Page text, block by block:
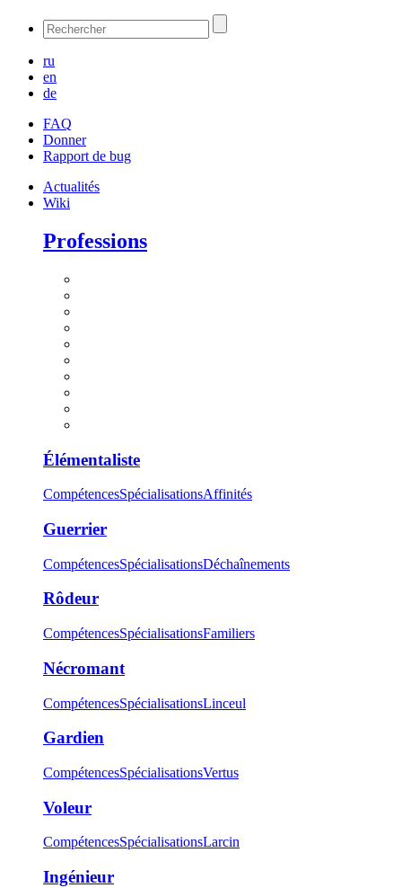
ru
en
de
FAQ
Donner
Rapport de bug
Actualités
Wiki
Professions
Élémentaliste
CompétencesSpécialisationsAffinités
Guerrier
CompétencesSpécialisationsDéchaînements
Rôdeur
CompétencesSpécialisationsFamiliers
Nécromant
CompétencesSpécialisationsLinceul
Gardien
CompétencesSpécialisationsVertus
Voleur
CompétencesSpécialisationsLarcin
Ingénieur